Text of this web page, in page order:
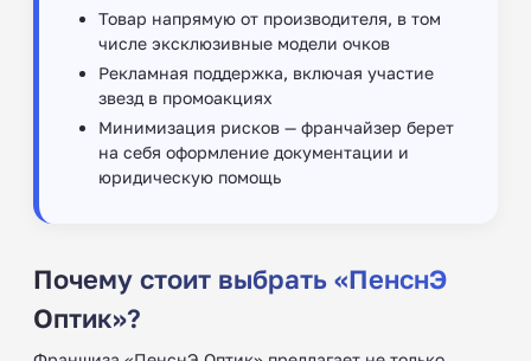
Товар напрямую от производителя, в том
числе эксклюзивные модели очков
Рекламная поддержка, включая участие
звезд в промоакциях
Минимизация рисков — франчайзер берет
на себя оформление документации и
юридическую помощь
Почему стоит выбрать «ПенснЭ
Оптик»?